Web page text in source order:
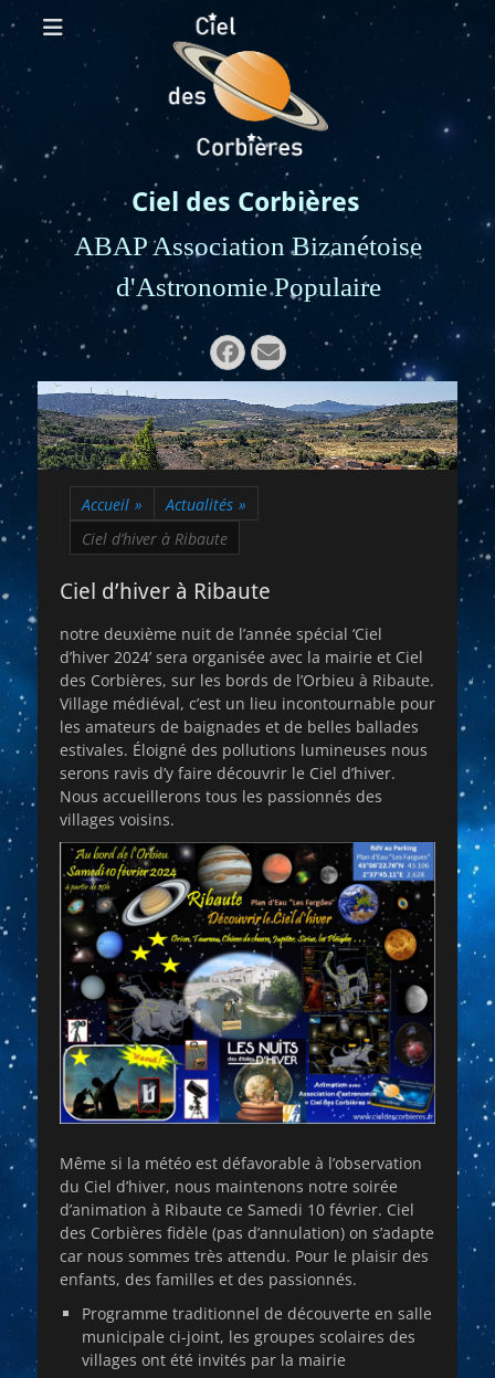
Ciel des Corbières
ABAP Association Bizanétoise
d'Astronomie Populaire
Rechercher :
Facebook
E-
mail
Accueil » Actualités »
Ciel d’hiver à Ribaute
Ciel d’hiver à Ribaute
notre deuxième nuit de l’année spécial ‘Ciel
d’hiver 2024’ sera organisée avec la mairie et Ciel
des Corbières, sur les bords de l’Orbieu à Ribaute.
Village médiéval, c’est un lieu incontournable pour
les amateurs de baignades et de belles ballades
estivales. Éloigné des pollutions lumineuses nous
serons ravis d’y faire découvrir le Ciel d’hiver.
Nous accueillerons tous les passionnés des
villages voisins.
Même si la météo est défavorable à l’observation
du Ciel d’hiver, nous maintenons notre soirée
d’animation à Ribaute ce Samedi 10 février. Ciel
des Corbières fidèle (pas d’annulation) on s’adapte
car nous sommes très attendu. Pour le plaisir des
enfants, des familles et des passionnés.
Programme traditionnel de découverte en salle
municipale ci-joint, les groupes scolaires des
villages ont été invités par la mairie